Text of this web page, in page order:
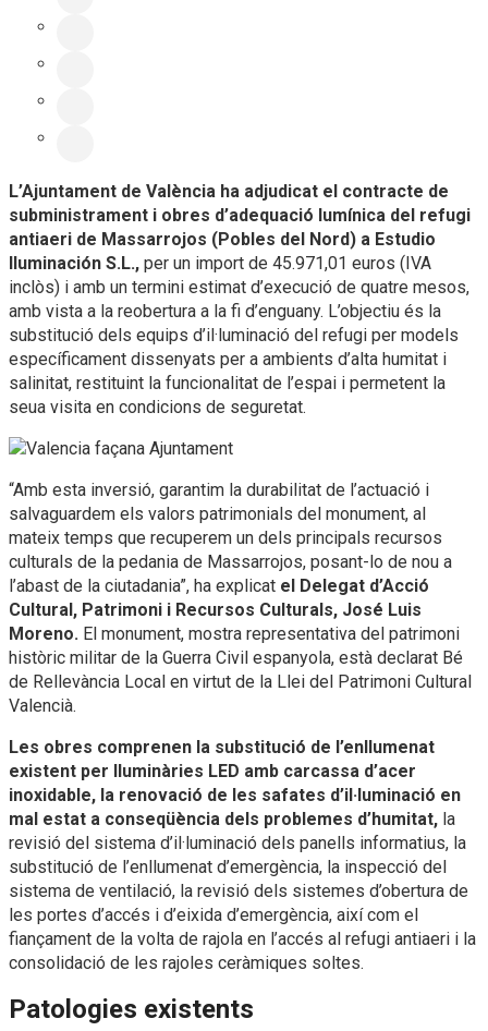
L’Ajuntament de València ha adjudicat el contracte de
subministrament i obres d’adequació lumínica del refugi
antiaeri de Massarrojos (Pobles del Nord) a Estudio
Iluminación S.L., per un import de 45.971,01 euros (IVA
inclòs) i amb un termini estimat d’execució de quatre mesos,
amb vista a la reobertura a la fi d’enguany. L’objectiu és la
substitució dels equips d’il·luminació del refugi per models
específicament dissenyats per a ambients d’alta humitat i
salinitat, restituint la funcionalitat de l’espai i permetent la
seua visita en condicions de seguretat.
“Amb esta inversió, garantim la durabilitat de l’actuació i
salvaguardem els valors patrimonials del monument, al
mateix temps que recuperem un dels principals recursos
culturals de la pedania de Massarrojos, posant-lo de nou a
l’abast de la ciutadania”, ha explicat el Delegat d’Acció
Cultural, Patrimoni i Recursos Culturals, José Luis
Moreno. El monument, mostra representativa del patrimoni
històric militar de la Guerra Civil espanyola, està declarat Bé
de Rellevància Local en virtut de la Llei del Patrimoni Cultural
Valencià.
Les obres comprenen la substitució de l’enllumenat
existent per lluminàries LED amb carcassa d’acer
inoxidable, la renovació de les safates d’il·luminació en
mal estat a conseqüència dels problemes d’humitat, la
revisió del sistema d’il·luminació dels panells informatius, la
substitució de l’enllumenat d’emergència, la inspecció del
sistema de ventilació, la revisió dels sistemes d’obertura de
les portes d’accés i d’eixida d’emergència, així com el
fiançament de la volta de rajola en l’accés al refugi antiaeri i la
consolidació de les rajoles ceràmiques soltes.
Patologies existents